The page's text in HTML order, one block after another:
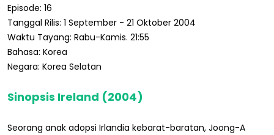
Episode: 16
Tanggal Rilis: 1 September - 21 Oktober 2004
Waktu Tayang: Rabu-Kamis. 21:55
Bahasa: Korea
Negara: Korea Selatan
Sinopsis Ireland (2004)
Seorang anak adopsi Irlandia kebarat-baratan, Joong-A